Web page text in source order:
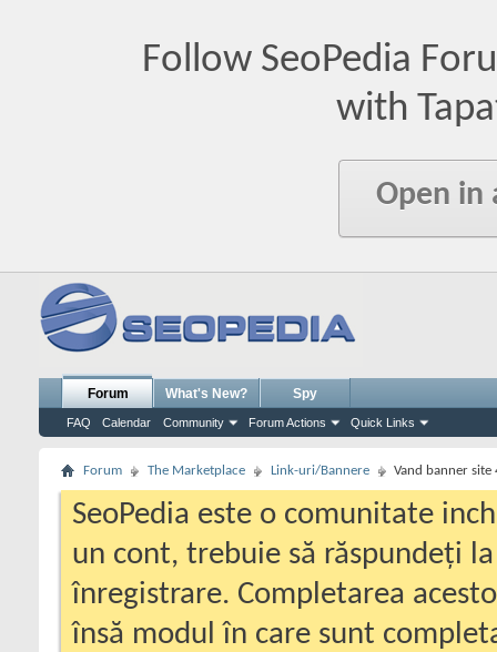
Follow SeoPedia
with
Open in
Forum
FAQ Calendar Community Forum Actions Quick Links
What's New? Spy
Forum The Marketplace Link-uri/Bannere Vand banner
SeoPedia este o comunitate
un cont, trebuie să răspundeți
înregistrare. Completarea
însă modul în care sunt